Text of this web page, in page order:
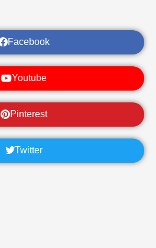
Facebook
Youtube
Pinterest
Twitter